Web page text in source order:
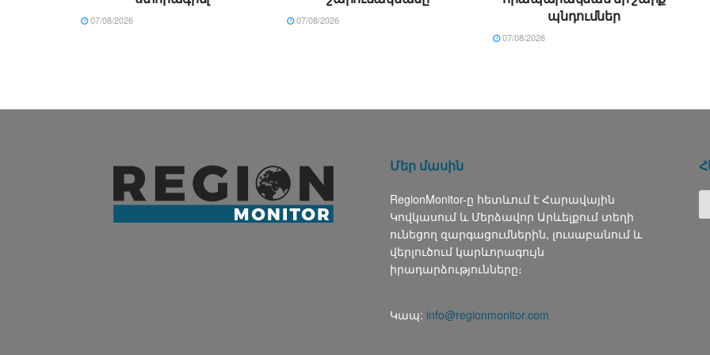
07/08/2026 07/08/2026
պնդումներ
07/08/2026
Մեր մասին
RegionMonitor-ը հետևում է Հարավային
Կովկասում և Մերձավոր Արևելքում տեղի
ունեցող զարգացումներին, լուսաբանում և
վերլուծում կարևորագույն
իրադարձությունները։
Կապ: info@regionmonitor.com